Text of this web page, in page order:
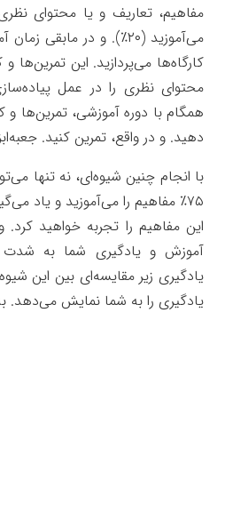
مفاهیم، تعاریف و یا محتوای
کارگاه‌ها می‌پردازید. این تمرین‌ها
محتوای نظری را در عمل
همگام با دوره آموزشی، تمرین‌ها و
دهید. و در واقع، تمرین کنید.
با انجام چنین شیوه‌ای، نه تنها
۷۵٪ مفاهیم را می‌‌آموزید و یاد
این مفاهیم را تجربه خواهید
آموزش و یادگیری شما به شدت
یادگیری زیر مقایسه‌ای بین این
یادگیری را به شما نمایش می‌دهد.